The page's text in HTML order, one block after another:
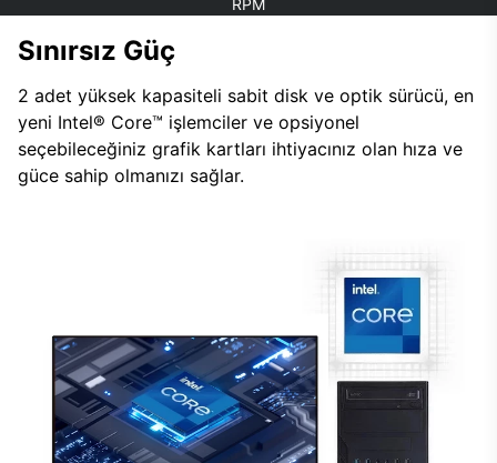
Sınırsız Güç
2 adet yüksek kapasiteli sabit disk ve optik sürücü, en
yeni Intel® Core™ işlemciler ve opsiyonel
seçebileceğiniz grafik kartları ihtiyacınız olan hıza ve
güce sahip olmanızı sağlar.